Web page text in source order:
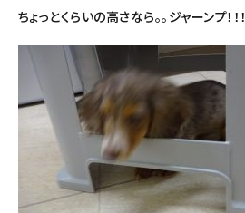
ちょっとくらいの高さなら。。ジャーンプ！！！